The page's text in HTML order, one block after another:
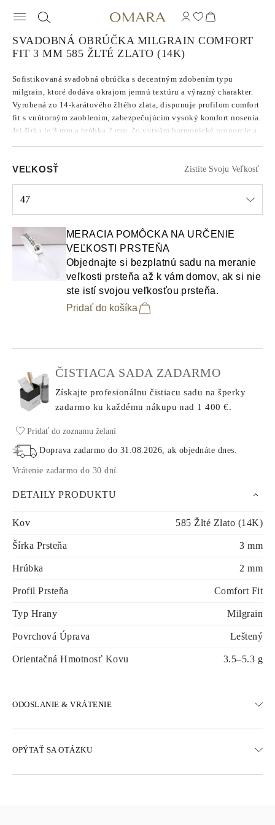
SVADOBNÁ OBRÚČKA MILGRAIN COMFORT
FIT 3 MM 585 ŽLTÉ ZLATO (14K)
Sofistikovaná svadobná obrúčka s decentným zdobením typu
milgrain, ktoré dodáva okrajom jemnú textúru a výrazný charakter.
Vyrobená zo 14-karátového žltého zlata, disponuje profilom comfort
fit s vnútorným zaoblením, zabezpečujúcim vysoký komfort nosenia.
Jej šírka je 3 mm a hrúbka 2 mm, čo vytvára harmonické proporcie a
VEĽKOSŤ Zistite Svoju Veľkosť
47
MERACIA POMÔCKA NA URČENIE
VEĽKOSTI PRSTEŇA
Objednajte si bezplatnú sadu na meranie
veľkosti prsteňa až k vám domov, ak si nie
ste istí svojou veľkosťou prsteňa.
Pridať do košíka
ČISTIACA SADA ZADARMO
Získajte profesionálnu čistiacu sadu na šperky
zadarmo ku každému nákupunad 1 400 €.
Pridať do zoznamu želaní
Doprava zadarmo do 31.08.2026, ak objednáte dnes.
Vrátenie zadarmo do 30 dní.
DETAILY PRODUKTU
Kov 585 Žlté Zlato (14K)
Šírka Prsteňa 3 mm
Hrúbka 2 mm
Profil Prsteňa Comfort Fit
Typ Hrany Milgrain
Povrchová Úprava Leštený
Orientačná Hmotnosť Kovu 3.5–5.3 g
ODOSLANIE & VRÁTENIE
K dispozícii sú aj možnosti expresného doručenia
OPÝTAŤ SA OTÁZKU